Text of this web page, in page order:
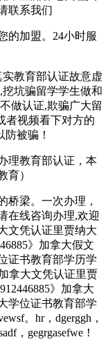
联系我们
的加盟。24小时服
教育部认证故意虚
坑骗留学学生做和
做认证,欺骗广大留
者视频看下对方的
被骗！
理教育部认证，本
育）
桥梁。一次办理，
在线咨询办理,欢迎
文凭认证里贾纳大
》加拿大假文
证书教育部学历学
拿大文凭认证里贾
》加拿大
学位证书教育部学
。hr，dgerggh，
，gegrgasefwe！